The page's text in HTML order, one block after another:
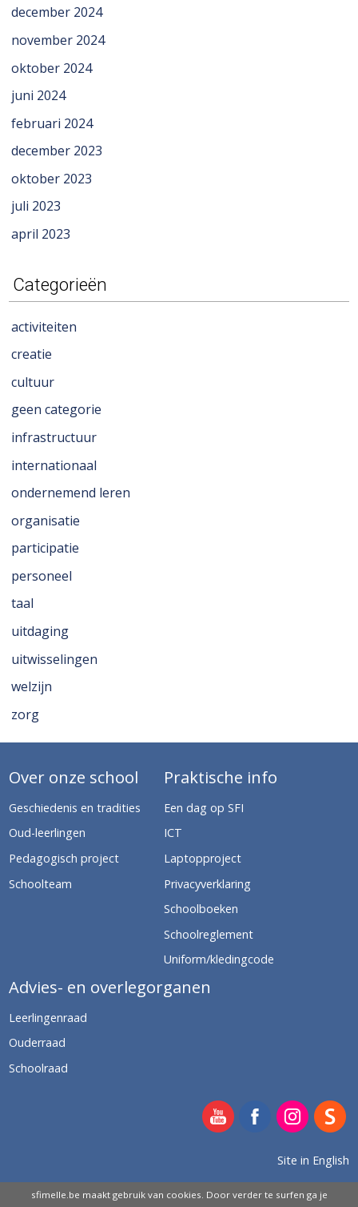
december 2024
november 2024
oktober 2024
juni 2024
februari 2024
december 2023
oktober 2023
juli 2023
april 2023
Categorieën
activiteiten
creatie
cultuur
geen categorie
infrastructuur
internationaal
ondernemend leren
organisatie
participatie
personeel
taal
uitdaging
uitwisselingen
welzijn
zorg
sfimelle.be maakt gebruik van cookies. Door verder te surfen ga je
Over onze school
Geschiedenis en tradities
Oud-leerlingen
Pedagogisch project
Schoolteam
Praktische info
Een dag op SFI
ICT
Laptopproject
Privacyverklaring
Schoolboeken
Schoolreglement
Uniform/kledingcode
Advies- en overlegorganen
Leerlingenraad
Ouderraad
Schoolraad
Site in English
HOU ME OP DE HOOGTE